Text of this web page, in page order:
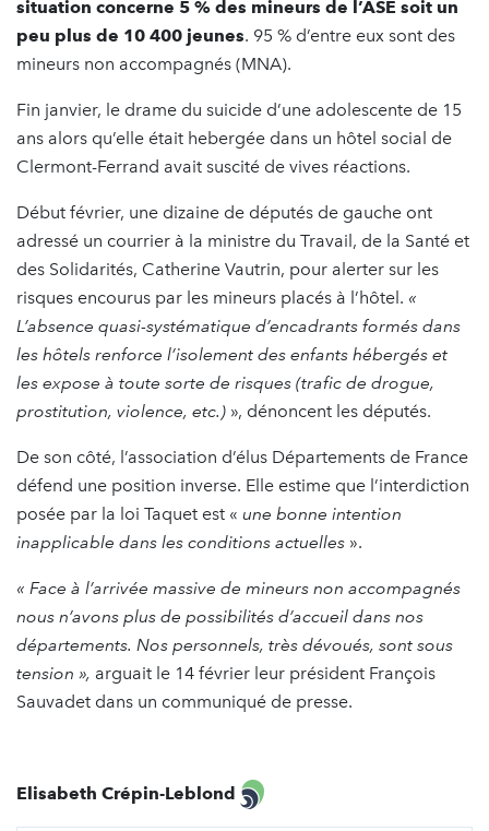
situation concerne 5 % des mineurs de l’ASE soit un
peu plus de 10 400 jeunes. 95 % d’entre eux sont des
mineurs non accompagnés (MNA).
Fin janvier, le drame du suicide d’une adolescente de 15
ans alors qu’elle était hebergée dans un hôtel social de
Clermont-Ferrand avait suscité de vives réactions.
Début février, une dizaine de députés de gauche ont
adressé un courrier à la ministre du Travail, de la Santé et
des Solidarités, Catherine Vautrin, pour alerter sur les
risques encourus par les mineurs placés à l’hôtel. «
L’absence quasi-systématique d’encadrants formés dans
les hôtels renforce l’isolement des enfants hébergés et
les expose à toute sorte de risques (trafic de drogue,
prostitution, violence, etc.) », dénoncent les députés.
De son côté, l’association d’élus Départements de France
défend une position inverse. Elle estime que l’interdiction
posée par la loi Taquet est « une bonne intention
inapplicable dans les conditions actuelles ».
« Face à l’arrivée massive de mineurs non accompagnés
nous n’avons plus de possibilités d’accueil dans nos
départements. Nos personnels, très dévoués, sont sous
tension », arguait le 14 février leur président François
Sauvadet dans un communiqué de presse.
Elisabeth Crépin-Leblond